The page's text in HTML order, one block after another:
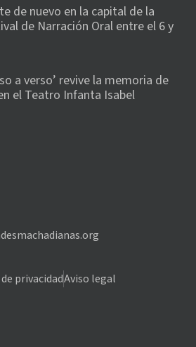
de nuevo en la capital de la
de Narración Oral entre el 6 y
a verso’ revive la memoria de
el Teatro Infanta Isabel
privacidadAviso legal